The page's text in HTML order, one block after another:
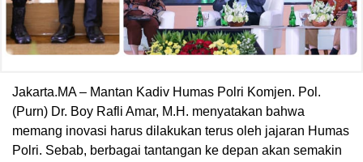
Jakarta.MA – Mantan Kadiv Humas Polri Komjen. Pol.
(Purn) Dr. Boy Rafli Amar, M.H. menyatakan bahwa
memang inovasi harus dilakukan terus oleh jajaran Humas
Polri. Sebab, berbagai tantangan ke depan akan semakin